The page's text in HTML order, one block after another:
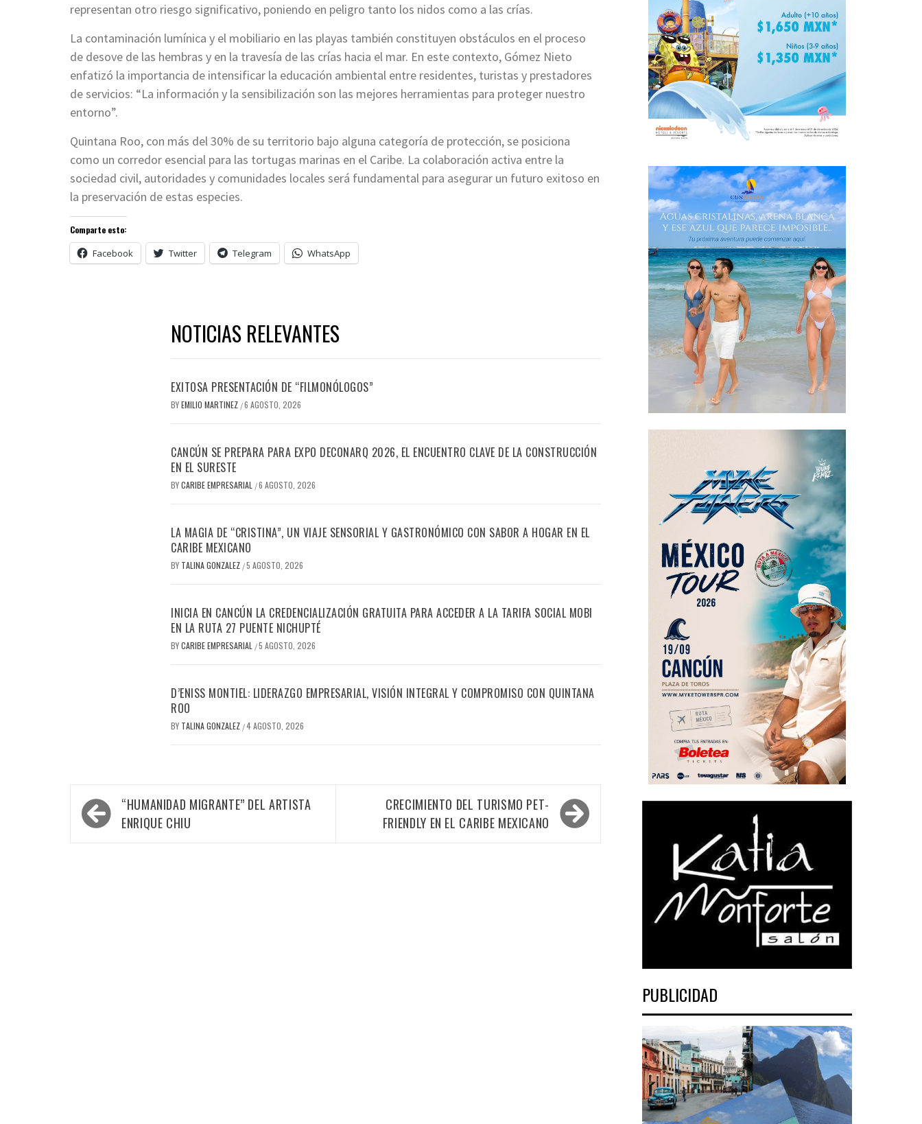
representan otro riesgo significativo, poniendo en peligro tanto los nidos como a las crías.
La contaminación lumínica y el mobiliario en las playas también constituyen obstáculos en el proceso
de desove de las hembras y en la travesía de las crías hacia el mar. En este contexto, Gómez Nieto
enfatizó la importancia de intensificar la educación ambiental entre residentes, turistas y prestadores
de servicios: “La información y la sensibilización son las mejores herramientas para proteger nuestro
entorno”.
Quintana Roo, con más del 30% de su territorio bajo alguna categoría de protección, se posiciona
como un corredor esencial para las tortugas marinas en el Caribe. La colaboración activa entre la
sociedad civil, autoridades y comunidades locales será fundamental para asegurar un futuro exitoso en
la preservación de estas especies.
Comparte esto:
Facebook Twitter Telegram WhatsApp
NOTICIAS RELEVANTES
EXITOSA PRESENTACIÓN DE “FILMONÓLOGOS”
BYEMILIO MARTINEZ /6 AGOSTO, 2026
CANCÚN SE PREPARA PARA EXPO DECONARQ 2026, EL ENCUENTRO CLAVE DE LA CONSTRUCCIÓN
EN EL SURESTE
BYCARIBE EMPRESARIAL /6 AGOSTO, 2026
LA MAGIA DE “CRISTINA”, UN VIAJE SENSORIAL Y GASTRONÓMICO CON SABOR A HOGAR EN EL
CARIBE MEXICANO
BY TALINA GONZALEZ /5 AGOSTO, 2026
INICIA EN CANCÚN LA CREDENCIALIZACIÓN GRATUITA PARA ACCEDER A LA TARIFA SOCIAL MOBI
EN LA RUTA 27 PUENTE NICHUPTÉ
BYCARIBE EMPRESARIAL /5 AGOSTO, 2026
D’ENISS MONTIEL: LIDERAZGO EMPRESARIAL, VISIÓN INTEGRAL Y COMPROMISO CON QUINTANA
ROO
BY TALINA GONZALEZ /4 AGOSTO, 2026
Navegación
de
“HUMANIDAD MIGRANTE” DEL ARTISTA
ENRIQUE CHIU
CRECIMIENTO DEL TURISMO PET-
FRIENDLY EN EL CARIBE MEXICANO
PUBLICIDAD